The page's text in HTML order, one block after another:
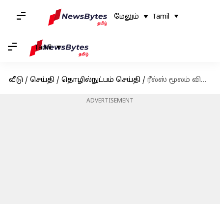
மேலும் Tamil
Tamil
வீடு / செய்தி / தொழில்நுட்பம் செய்தி / ரீல்ஸ் மூலம் விளம்பர வீடியோ.. புதிய திட்டத்துடன் மெட்டா!
ADVERTISEMENT